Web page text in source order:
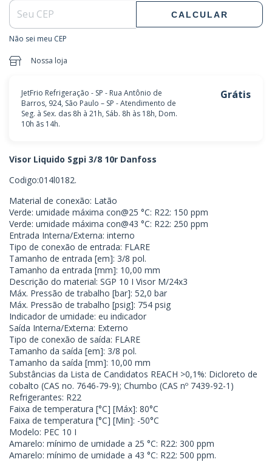
CALCULAR
Não sei meu CEP
Nossa loja
JetFrio Refrigeração - SP - Rua Antônio de
Barros, 924, São Paulo – SP - Atendimento de
Seg. à Sex. das 8h à 21h, Sáb. 8h às 18h, Dom.
10h ãs 14h.
Grátis
Visor Liquido Sgpi 3/8 10r Danfoss
Codigo:014l0182.
Material de conexão: Latão
Verde: umidade máxima con@25 °C: R22: 150 ppm
Verde: umidade máxima con@43 °C: R22: 250 ppm
Entrada Interna/Externa: interno
Tipo de conexão de entrada: FLARE
Tamanho de entrada [em]: 3/8 pol.
Tamanho da entrada [mm]: 10,00 mm
Descrição do material: SGP 10 I Visor M/24x3
Máx. Pressão de trabalho [bar]: 52,0 bar
Máx. Pressão de trabalho [psig]: 754 psig
Indicador de umidade: eu indicador
Saída Interna/Externa: Externo
Tipo de conexão de saída: FLARE
Tamanho da saída [em]: 3/8 pol.
Tamanho da saída [mm]: 10,00 mm
Substâncias da Lista de Candidatos REACH >0,1%: Dicloreto de
cobalto (CAS no. 7646-79-9); Chumbo (CAS nº 7439-92-1)
Refrigerantes: R22
Faixa de temperatura [°C] [Máx]: 80°C
Faixa de temperatura [°C] [Min]: -50°C
Modelo: PEC 10 I
Amarelo: mínimo de umidade a 25 °C: R22: 300 ppm
Amarelo: mínimo de umidade a 43 °C: R22: 500 ppm.